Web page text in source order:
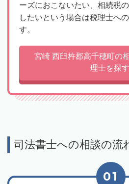
ーズにおこないたい、相続税
したいという場合は税理士へ
す。
宮崎 西臼杵郡高千穂町の
理士を探す
司法書士への相談の流
01